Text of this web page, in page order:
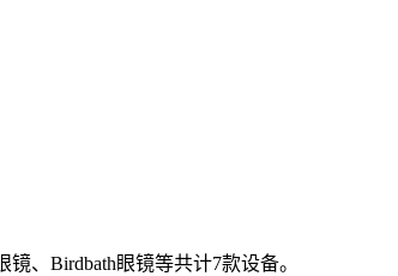
、Birdbath眼镜等共计7款设备。